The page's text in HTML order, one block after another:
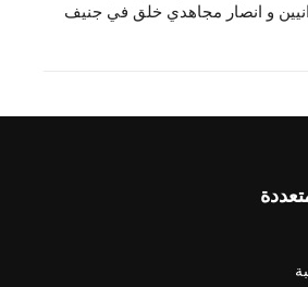
و انصار مجاهدي خلق في جنيف